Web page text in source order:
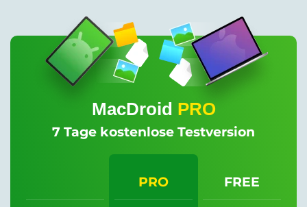
MacDroid PRO
7 Tage kostenlose Testversion
PRO FREE